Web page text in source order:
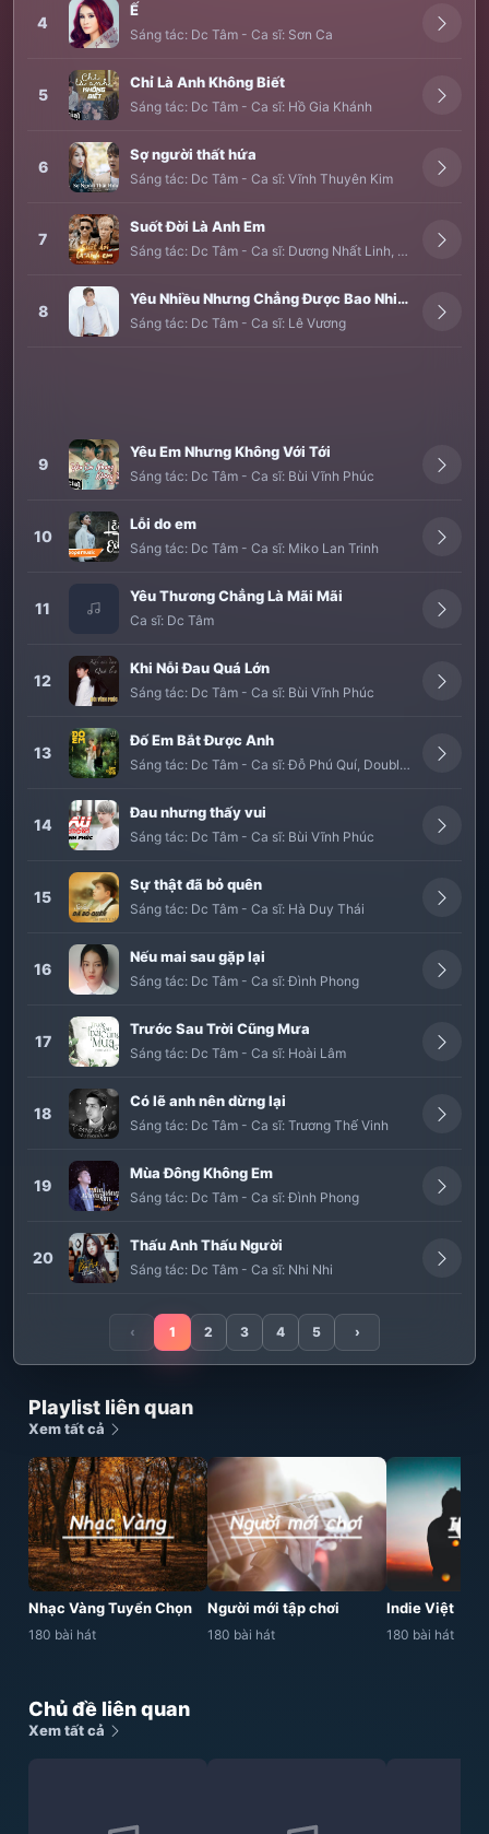
4
Ế
Sáng tác: Dc Tâm - Ca sĩ: Sơn Ca
5
Chỉ Là Anh Không Biết
Sáng tác: Dc Tâm - Ca sĩ: Hồ Gia Khánh
6
Sợ người thất hứa
Sáng tác: Dc Tâm - Ca sĩ: Vĩnh Thuyên Kim
7
Suốt Đời Là Anh Em
Sáng tác: Dc Tâm - Ca sĩ: Dương Nhất Linh, Dương Lê
8
Yêu Nhiều Nhưng Chẳng Được Bao Nhiêu
Sáng tác: Dc Tâm - Ca sĩ: Lê Vương
9
Yêu Em Nhưng Không Với Tới
Sáng tác: Dc Tâm - Ca sĩ: Bùi Vĩnh Phúc
10
Lỗi do em
Sáng tác: Dc Tâm - Ca sĩ: Miko Lan Trinh
11
Yêu Thương Chẳng Là Mãi Mãi
Ca sĩ: Dc Tâm
12
Khi Nỗi Đau Quá Lớn
Sáng tác: Dc Tâm - Ca sĩ: Bùi Vĩnh Phúc
13
Đố Em Bắt Được Anh
Sáng tác: Dc Tâm - Ca sĩ:Đỗ Phú Quí, Double Noize
14
Đau nhưng thấy vui
Sáng tác: Dc Tâm - Ca sĩ: Bùi Vĩnh Phúc
15
Sự thật đã bỏ quên
Sáng tác: Dc Tâm - Ca sĩ: Hà Duy Thái
16
Nếu mai sau gặp lại
Sáng tác: Dc Tâm - Ca sĩ:Đình Phong
17
Trước Sau Trời Cũng Mưa
Sáng tác: Dc Tâm - Ca sĩ: Hoài Lâm
18
Có lẽ anh nên dừng lại
Sáng tác: Dc Tâm - Ca sĩ: Trương Thế Vinh
19
Mùa Đông Không Em
Sáng tác: Dc Tâm - Ca sĩ:Đình Phong
20
Thấu Anh Thấu Người
Sáng tác: Dc Tâm - Ca sĩ: Nhi Nhi
‹ 1 2 3 4 5 ›
Playlist liên quan
Xem tất cả
Nhạc Vàng Tuyển Chọn
180 bài hát
Người mới tập chơi
180 bài hát
Indie Việt
180 bài hát
Chủ đề liên quan
Xem tất cả